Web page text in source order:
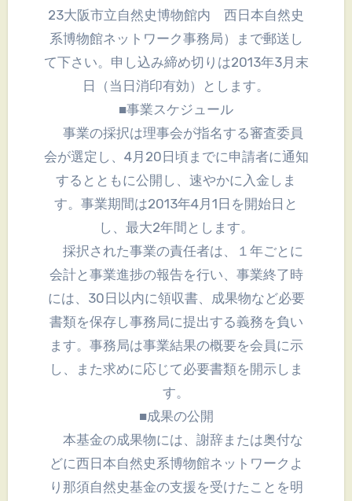
23大阪市立自然史博物館内 西日本自然史
系博物館ネットワーク事務局）まで郵送し
て下さい。申し込み締め切りは2013年3月末
日（当日消印有効）とします。
■事業スケジュール
事業の採択は理事会が指名する審査委員
会が選定し、4月20日頃までに申請者に通知
するとともに公開し、速やかに入金しま
す。事業期間は2013年4月1日を開始日と
し、最大2年間とします。
採択された事業の責任者は、１年ごとに
会計と事業進捗の報告を行い、事業終了時
には、30日以内に領収書、成果物など必要
書類を保存し事務局に提出する義務を負い
ます。事務局は事業結果の概要を会員に示
し、また求めに応じて必要書類を開示しま
す。
■成果の公開
本基金の成果物には、謝辞または奥付な
どに西日本自然史系博物館ネットワークよ
り那須自然史基金の支援を受けたことを明